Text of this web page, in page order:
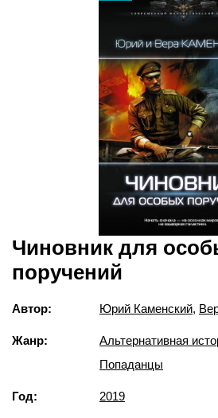
Чиновник для
поручений
Автор: Юрий Каменский,
Жанр: Альтернативная
Попаданцы
Год: 2019